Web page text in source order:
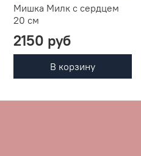
Мишка Милк с сердцем
20 см
2150 руб
В корзину